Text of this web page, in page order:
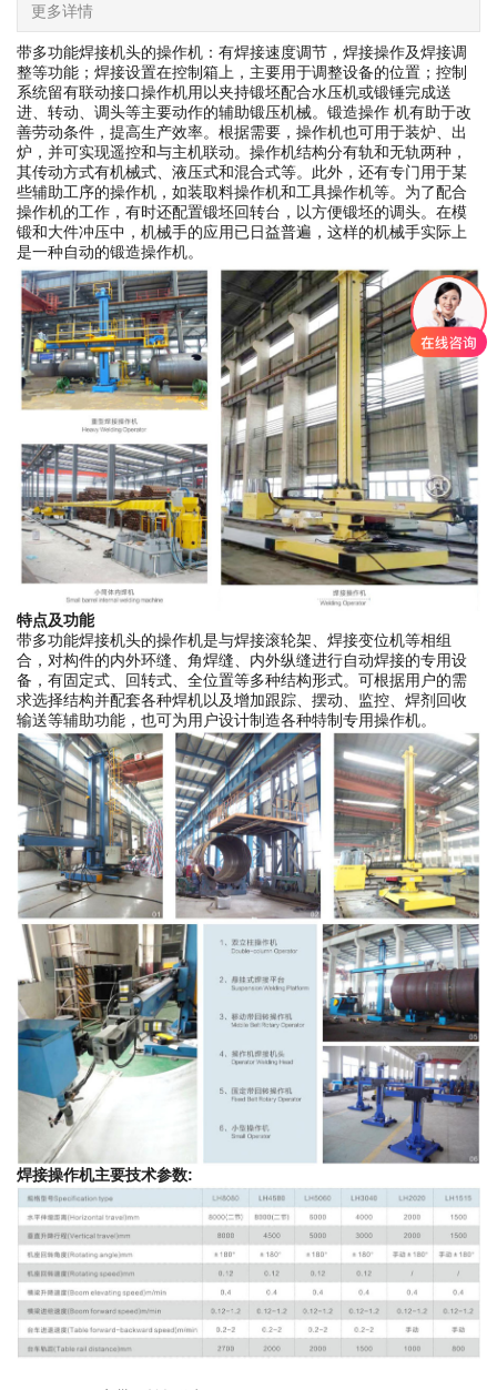
更多详情
带多功能焊接机头的操作机：有焊接速度调节，焊接操作及焊接调
整等功能；焊接设置在控制箱上，主要用于调整设备的位置；控制
系统留有联动接口操作机用以夹持锻坯配合水压机或锻锤完成送
进、转动、调头等主要动作的辅助锻压机械。锻造操作 机有助于改
善劳动条件，提高生产效率。根据需要，操作机也可用于装炉、出
炉，并可实现遥控和与主机联动。操作机结构分有轨和无轨两种，
其传动方式有机械式、液压式和混合式等。此外，还有专门用于某
些辅助工序的操作机，如装取料操作机和工具操作机等。为了配合
操作机的工作，有时还配置锻坯回转台，以方便锻坯的调头。在模
锻和大件冲压中，机械手的应用已日益普遍，这样的机械手实际上
是一种自动的锻造操作机。
特点及功能
带多功能焊接机头的操作机是与焊接滚轮架、焊接变位机等相组
合，对构件的内外环缝、角焊缝、内外纵缝进行自动焊接的专用设
备，有固定式、回转式、全位置等多种结构形式。可根据用户的需
求选择结构并配套各种焊机以及增加跟踪、摆动、监控、焊剂回收
输送等辅助功能，也可为用户设计制造各种特制专用操作机。
焊接操作机主要技术参数: